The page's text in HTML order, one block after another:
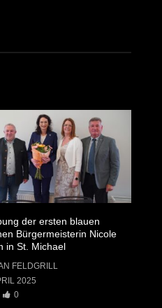
der ersten blauen
Bürgermeisterin Nicole
in St. Michael
FELDGRILL
2025
0